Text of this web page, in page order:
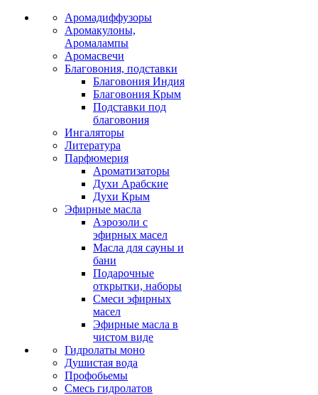
Аромадиффузоры
Аромакулоны,
Аромалампы
Аромасвечи
Благовония, подставки
Благовония Индия
Благовония Крым
Подставки под
благовония
Ингаляторы
Литература
Парфюмерия
Ароматизаторы
Духи Арабские
Духи Крым
Эфирные масла
Аэрозоли с
эфирных масел
Масла для сауны и
бани
Подарочные
открытки, наборы
Смеси эфирных
масел
Эфирные масла в
чистом виде
Гидролаты моно
Душистая вода
Профобьемы
Смесь гидролатов